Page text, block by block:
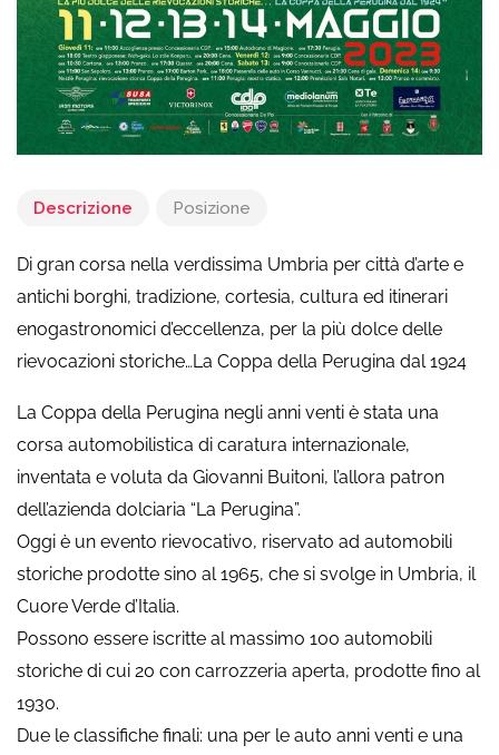
Descrizione Posizione
Di gran corsa nella verdissima Umbria per città d’arte e
antichi borghi, tradizione, cortesia, cultura ed itinerari
enogastronomici d’eccellenza, per la più dolce delle
rievocazioni storiche…La Coppa della Perugina dal 1924
La Coppa della Perugina negli anni venti è stata una
corsa automobilistica di caratura internazionale,
inventata e voluta da Giovanni Buitoni, l’allora patron
dell’azienda dolciaria “La Perugina”.
Oggi è un evento rievocativo, riservato ad automobili
storiche prodotte sino al 1965, che si svolge in Umbria, il
Cuore Verde d’Italia.
Possono essere iscritte al massimo 100 automobili
storiche di cui 20 con carrozzeria aperta, prodotte fino al
1930.
Due le classifiche finali: una per le auto anni venti e una